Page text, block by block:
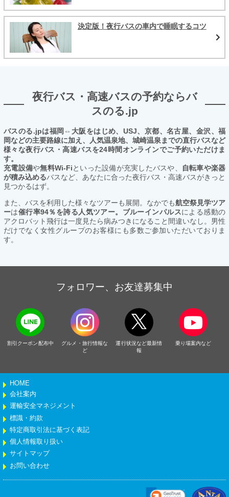
決定版！夜行バスの車内で睡眠するコツ
夜行バス・高速バスの予約ならバ
スのる.jp
バスのる.jpは福岡⇔大阪をはじめ、USJ、京都、名古屋、金沢、福
岡などの主要路線に加え、人気温泉地、城崎温泉までの直行バスなど
様々な夜行バス・高速バスを24時間オンラインでご予約いただけま
す。
充電設備や無料Wi-Fiといった設備が充実したバスや、
自転車や楽器
が積み込めるバスなど、あなたに合った夜行バス・高速バスがきっと
見つかるはず。
また、バスを利用した様々なツアーも展開。なかでも航空祭見学ツア
ーは催行率94％を誇る人気ツアー。ブルーインパルスによる感動の
アクロバット飛行は一度見たら病みつきになること間違いなし。男性
だけでなく女性グループのお客様にも多数ご参加いただいておりま
す。
フォロワー、お友達募集中
割引クーポン配布中
グルメ・旅行情報な
ど
運行状況など最新情
報
乗り場案内など
HOME
会社案内
運輸安全マネジメント
標識・約款
特定商取引法に基づく表記
個人情報取り扱い
サイトマップ
お問い合わせ